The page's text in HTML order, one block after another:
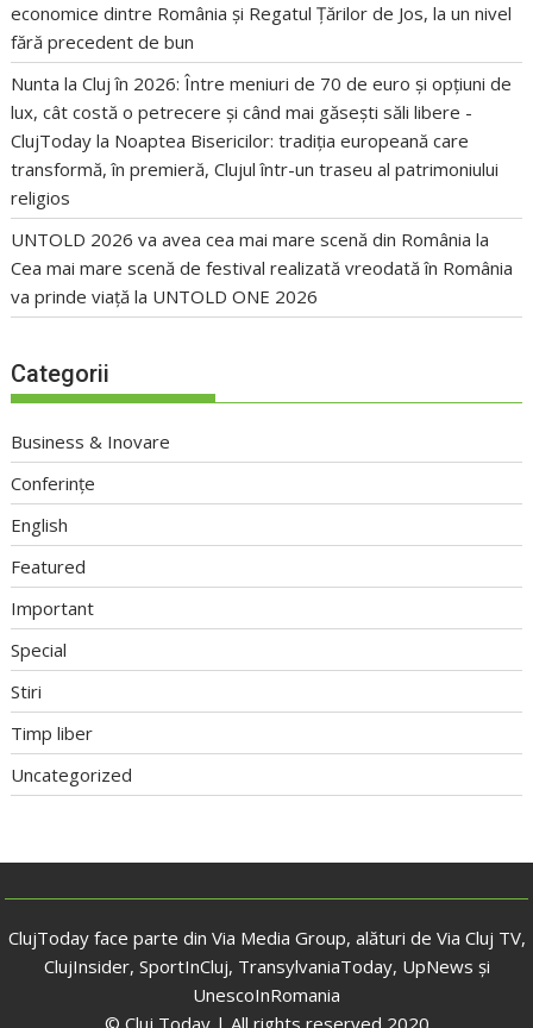
economice dintre România și Regatul Țărilor de Jos, la un nivel
fără precedent de bun
Nunta la Cluj în 2026: Între meniuri de 70 de euro și opțiuni de
lux, cât costă o petrecere și când mai găsești săli libere -
ClujToday la Noaptea Bisericilor: tradiția europeană care
transformă, în premieră, Clujul într-un traseu al patrimoniului
religios
UNTOLD 2026 va avea cea mai mare scenă din România la
Cea mai mare scenă de festival realizată vreodată în România
va prinde viață la UNTOLD ONE 2026
Categorii
Business & Inovare
Conferințe
English
Featured
Important
Special
Stiri
Timp liber
Uncategorized
ClujToday face parte din Via Media Group, alături de Via Cluj TV,
ClujInsider, SportInCluj, TransylvaniaToday, UpNews și
UnescoInRomania